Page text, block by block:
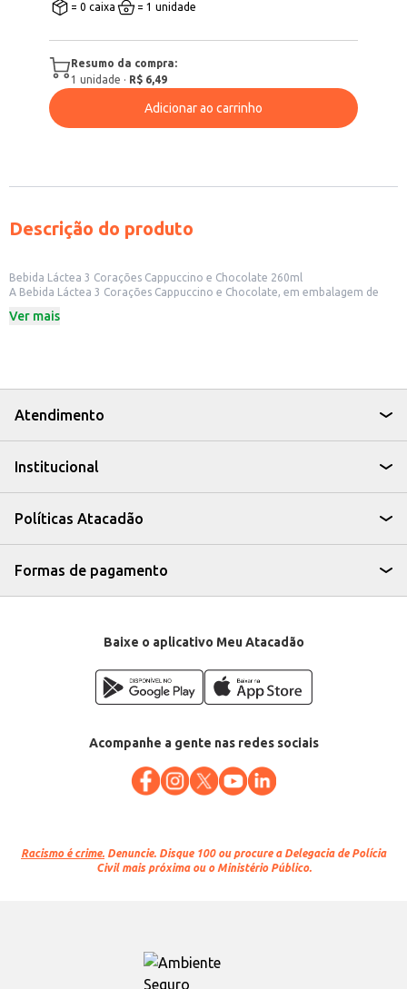
= 0 caixa = 1 unidade
Resumo da compra:
1 unidade · R$ 6,49
Adicionar ao carrinho
Descrição do produto
Bebida Láctea 3 Corações Cappuccino e Chocolate 260ml
A Bebida Láctea 3 Corações Cappuccino e Chocolate, em embalagem de
cremosa e com o sabor marcante de cappuccino e chocolate. Ideal para
Uma opção para levar e consumir em qualquer lugar.
Ideal para ter em casa e oferecer aos seus clientes.
A Bebida Láctea 3 Corações Cappuccino e Chocolate é uma escolha que
Ver mais
Atendimento
Institucional
Políticas Atacadão
Formas de pagamento
Baixe o aplicativo Meu Atacadão
Acompanhe a gente nas redes sociais
Racismo é crime. Denuncie. Disque 100 ou procure a Delegacia de Polícia
Civil mais próxima ou o Ministério Público.